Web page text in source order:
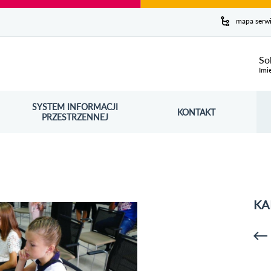
mapa
SYSTEM INFORMACJI
PRZESTRZENNEJ
OTWORZY SIĘ W NOWYM OKNIE KONTAKT